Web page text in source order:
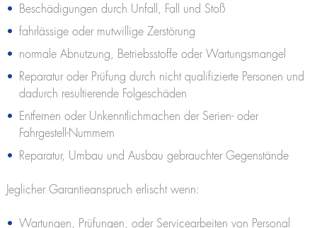
Beschädigungen durch Unfall, Fall und Stoß
fahrlässige oder mutwillige Zerstörung
normale Abnutzung, Betriebsstoffe oder Wartungsmangel
Reparatur oder Prüfung durch nicht qualifizierte Personen und
dadurch resultierende Folgeschäden
Entfernen oder Unkenntlichmachen der Serien- oder
Fahrgestell-Nummern
Reparatur, Umbau und Ausbau gebrauchter Gegenstände
Jeglicher Garantieanspruch erlischt wenn:
Wartungen, Prüfungen, oder Servicearbeiten von Personal